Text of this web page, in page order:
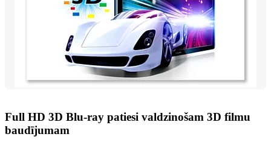
Full HD 3D Blu-ray patiesi valdzinošam 3D filmu
baudījumam